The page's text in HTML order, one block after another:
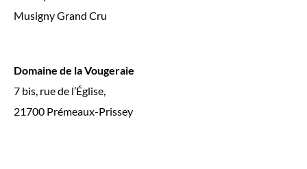
Musigny Grand Cru
Domaine de la Vougeraie
7 bis, rue de l’Église,
21700 Prémeaux-Prissey